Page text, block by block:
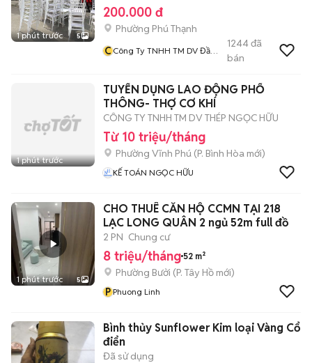
1 phút trước 5
200.000 đ
Phường Phú Thạnh
CCông Ty TNHH TM DV Đầu
1244đã
bán
1 phút trước
TUYỂN DỤNG LAO ĐỘNG PHỔ
THÔNG- THỢ CƠ KHÍ
CÔNG TY TNHH TM DV THÉP NGỌC HỮU
Từ 10 triệu/tháng
Phường Vĩnh Phú (P. Bình Hòa mới)
KẾ TOÁN NGỌC HỮU
1 phút trước 5
CHO THUÊ CĂN HỘ CCMN TẠI 218
LẠC LONG QUÂN 2 ngủ 52m full đồ
2 PN Chung cư
8 triệu/tháng 52 m²
Phường Bưởi (P. Tây Hồ mới)
P Phuong Linh
Bình thủy Sunflower Kim loại Vàng Cổ
điển
Đã sử dụng